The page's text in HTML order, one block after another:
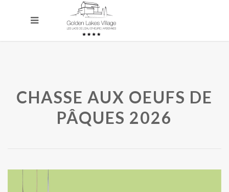
CHASSE AUX OEUFS DE
PÂQUES 2026